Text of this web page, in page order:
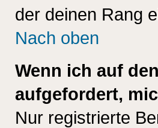
der deinen Rang
Nach oben
Wenn ich auf
aufgefordert,
Nur registrierte